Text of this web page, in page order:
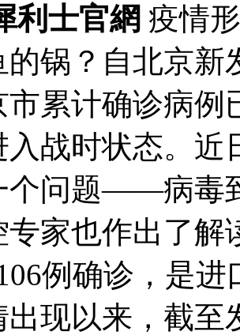
利士官網 疫情
的锅？自北京
市累计确诊病例
入战时状态。近
个问题——病毒
专家也作出了解
例确诊，是
出现以来，截至